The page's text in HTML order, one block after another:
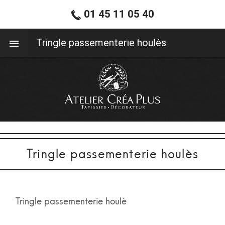
Tringle passementerie houlès
Tringle passementerie houlè
01 45 11 05 40
Tringle passementerie houlès